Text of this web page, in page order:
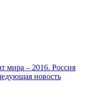
мира – 2016. Россия
новость